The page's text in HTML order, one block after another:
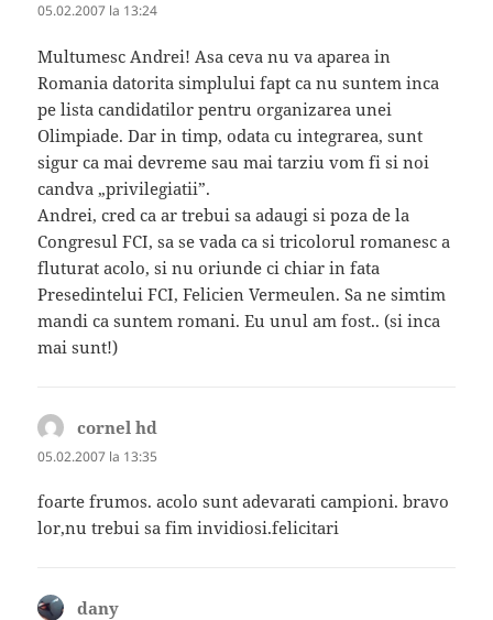
05.02.2007 la 13:24
Multumesc Andrei! Asa ceva nu va aparea in
Romania datorita simplului fapt ca nu suntem inca
pe lista candidatilor pentru organizarea unei
Olimpiade. Dar in timp, odata cu integrarea, sunt
sigur ca mai devreme sau mai tarziu vom fi si noi
candva „privilegiatii”.
Andrei, cred ca ar trebui sa adaugi si poza de la
Congresul FCI, sa se vada ca si tricolorul romanesc a
fluturat acolo, si nu oriunde ci chiar in fata
Presedintelui FCI, Felicien Vermeulen. Sa ne simtim
mandi ca suntem romani. Eu unul am fost.. (si inca
mai sunt!)
cornel hd
05.02.2007 la 13:35
foarte frumos. acolo sunt adevarati campioni. bravo
lor,nu trebui sa fim invidiosi.felicitari
dany